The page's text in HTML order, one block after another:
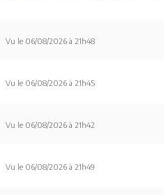
Vu le 06/08/2026 à 21h48
Vu le 06/08/2026 à 21h45
Vu le 06/08/2026 à 21h42
Vu le 06/08/2026 à 21h49